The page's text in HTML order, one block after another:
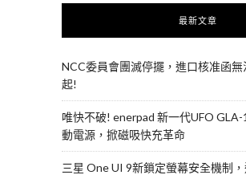
最新文章
NCC委員會團滅停擺，進口核准函
起!
唯快不破! enerpad 新一代UFO
動電源，掀磁吸快充革命
三星 One UI 9新鎖定螢幕安全機制